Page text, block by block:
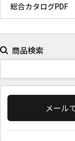
総合カタログPDF
商品検索
メール